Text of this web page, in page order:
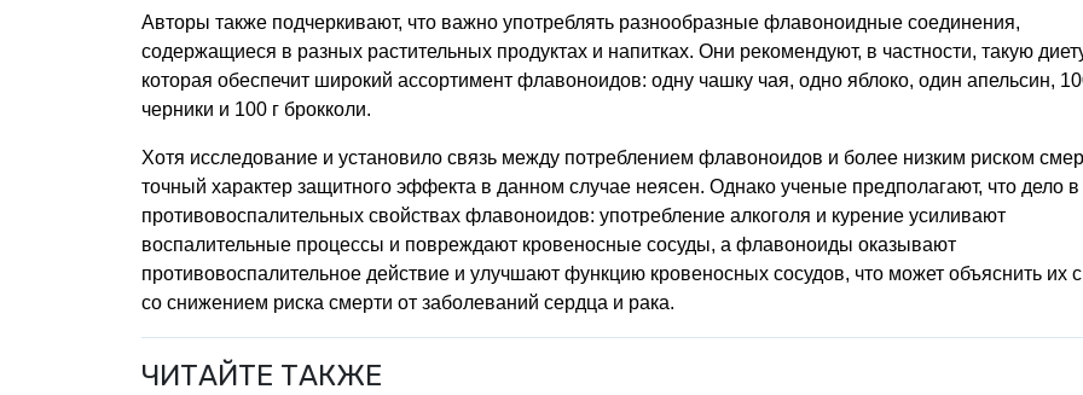
Авторы также подчеркивают, что важно употреблять разнообразные флавоноидные соединения,
содержащиеся в разных растительных продуктах и напитках. Они рекомендуют, в частности, такую
которая обеспечит широкий ассортимент флавоноидов: одну чашку чая, одно яблоко, один апельсин,
черники и 100 г брокколи.
Хотя исследование и установило связь между потреблением флавоноидов и более низким риском
точный характер защитного эффекта в данном случае неясен. Однако ученые предполагают, что дело в
противовоспалительных свойствах флавоноидов: употребление алкоголя и курение усиливают
воспалительные процессы и повреждают кровеносные сосуды, а флавоноиды оказывают
противовоспалительное действие и улучшают функцию кровеносных сосудов, что может объяснить их
со снижением риска смерти от заболеваний сердца и рака.
ЧИТАЙТЕ ТАКЖЕ